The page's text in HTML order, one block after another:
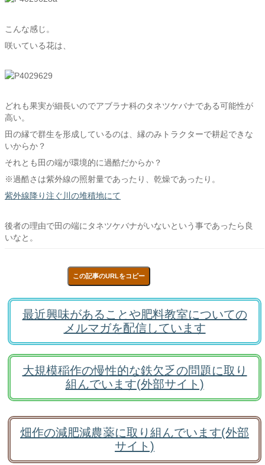
こんな感じ。
咲いている花は、
どれも果実が細長いのでアブラナ科のタネツケバナである可能性が
高い。
田の縁で群生を形成しているのは、縁のみトラクターで耕起できな
いからか？
それとも田の端が環境的に過酷だからか？
※過酷さは紫外線の照射量であったり、乾燥であったり。
紫外線降り注ぐ川の堆積地にて
後者の理由で田の端にタネツケバナがいないという事であったら良
いなと。
この記事のURLをコピー
最近興味があることや肥料教室についての
メルマガを配信しています
大規模稲作の慢性的な鉄欠乏の問題に取り
組んでいます(外部サイト)
畑作の減肥減農薬に取り組んでいます(外部
サイト)